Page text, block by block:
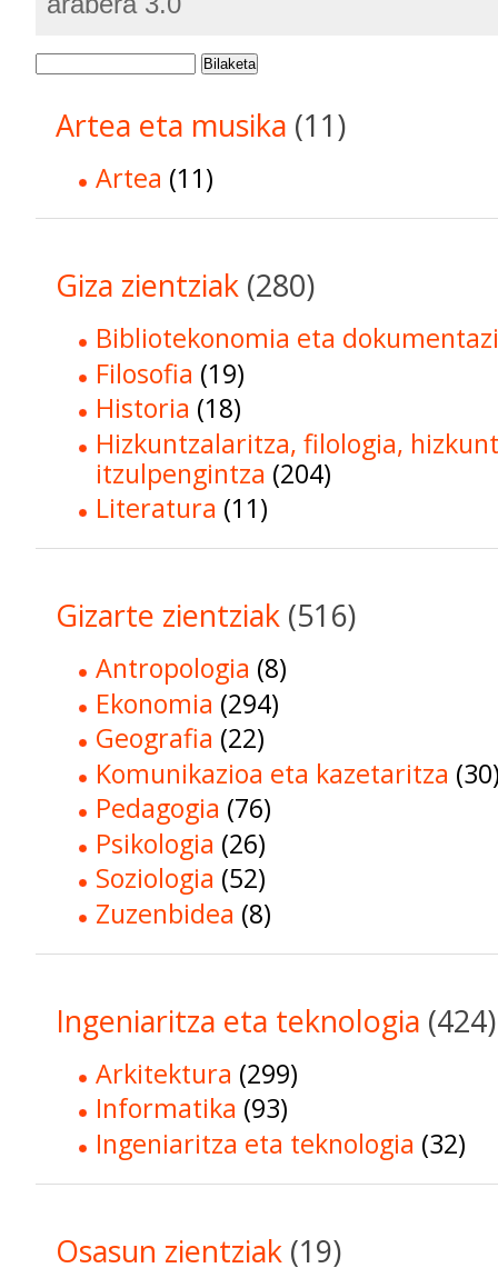
Bilaketa
Artea eta musika (11)
Artea (11)
Giza zientziak (280)
Bibliotekonomia eta
Filosofia (19)
Historia (18)
Hizkuntzalaritza, filologia,
itzulpengintza (204)
Literatura (11)
Gizarte zientziak (516)
Antropologia (8)
Ekonomia (294)
Geografia (22)
Komunikazioa eta kazetaritza
Pedagogia (76)
Psikologia (26)
Soziologia (52)
Zuzenbidea (8)
Ingeniaritza eta teknologia (424)
Arkitektura (299)
Informatika (93)
Ingeniaritza eta teknologia (32)
Osasun zientziak (19)